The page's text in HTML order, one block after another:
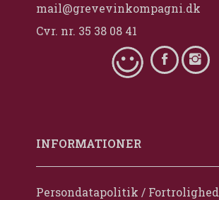
mail@grevevinkompagni.dk
Cvr. nr. 35 38 08 41
INFORMATIONER
Persondatapolitik / Fortrolighed